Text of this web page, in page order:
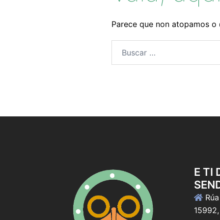
Parece que non atopamos
E TI
Rúa